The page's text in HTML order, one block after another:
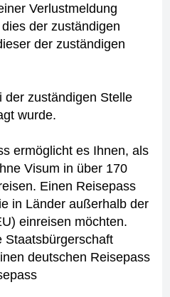
Verlustmeldung
der zuständigen
der zuständigen
der zuständigen Stelle
wurde.
ermöglicht es Ihnen, als
Visum in über 170
Einen Reisepass
in Länder außerhalb der
einreisen möchten.
Staatsbürgerschaft
deutschen Reisepass